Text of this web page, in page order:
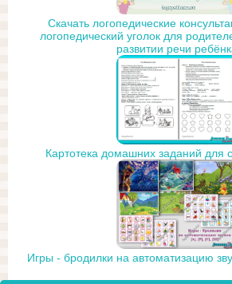
Скачать логопедические
логопедический уголок для
развитии речи
Картотека домашних заданий для
Игры - бродилки на автоматизацию